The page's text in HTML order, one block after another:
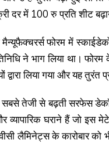
दर में 100 रु प्रति शीट
फोरम में
ने भाग लिया था। फोरम
लिया गया और यह तुरंत
सबसे तेजी से बढ़ती सरफेस
व्यापारिक घराने हैं जो इस
लैमिनेट्स के कारोबार